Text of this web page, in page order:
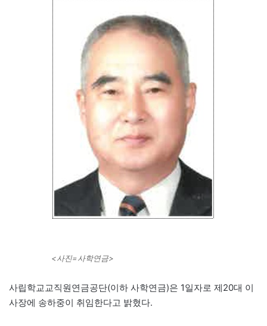
<사진=사학연금>
사립학교교직원연금공단(이하 사학연금)은 1일자로 제20대 이
사장에 송하중이 취임한다고 밝혔다.